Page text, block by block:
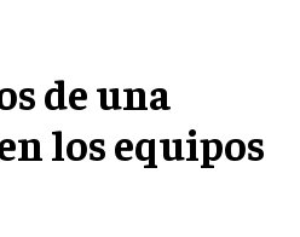
de una
los equipos